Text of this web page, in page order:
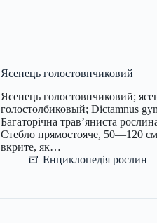
Ясенець голостовпчиковий
Ясенець голостовпчиковий;
голостолбиковый; Dictamnus
Багаторічна трав’яниста
Стебло прямостояче, 50—120
вкрите, як…
Енциклопедія рослин